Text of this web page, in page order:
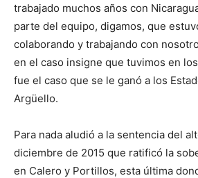
trabajado muchos años con
parte del equipo, digamos, que
colaborando y trabajando con
en el caso insigne que tuvimos en
fue el caso que se le ganó a los
Argüello.
Para nada aludió a la sentencia del
diciembre de 2015 que ratificó la
en Calero y Portillos, esta última